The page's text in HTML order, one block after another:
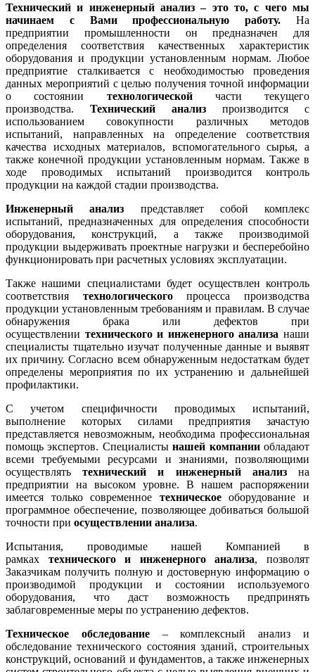
Технический и инженерный анализ – это то, с чего мы
начинаем с Вами профессиональную работу. На
предприятии промышленности он предназначен для
определения соответствия качественных характеристик
оборудования и продукции установленным нормам. Любое
предприятие сталкивается с необходимостью проведения
данных мероприятий с целью получения точной информации
о состоянии технологической части текущего
производства. Технический анализ производится с
использованием совокупности различных методов
испытаний, направленных на определение соответствия
качества исходных материалов, вспомогательного сырья, а
также конечной продукции установленным нормам. Также в
ходе проводимых испытаний производится контроль
продукции на каждой стадии производства.
Инженерный анализ представляет собой комплекс
испытаний, предназначенных для определения способности
оборудования, конструкций, а также производимой
продукции выдерживать проектные нагрузки и бесперебойно
функционировать при расчетных условиях эксплуатации.
Также нашими специалистами будет осуществлен контроль
соответствия технологическогопроцесса производства
продукции установленным требованиям и правилам. В случае
обнаружения брака или дефектов при
осуществлении технического и инженерного анализа наши
специалисты тщательно изучат полученные данные и выявят
их причину. Согласно всем обнаруженным недостаткам будет
определены мероприятия по их устранению и дальнейшей
профилактики.
С учетом специфичности проводимых испытаний,
выполнение которых силами предприятия зачастую
представляется невозможным, необходима профессиональная
помощь экспертов. Специалистынашей компанииобладают
всеми требуемыми ресурсами и знаниями, позволяющими
осуществлятьтехнический и инженерный анализна
предприятии на высоком уровне. В нашем распоряжении
имеется только современное техническоеоборудование и
программное обеспечение, позволяющее добиваться большой
точности при осуществлении анализа.
Испытания, проводимые нашей Компанией в
рамках технического и инженерного анализа, позволят
Заказчикам получить полную и достоверную информацию о
производимой продукции и состоянии используемого
оборудования, что даст возможность предпринять
заблаговременные меры по устранению дефектов.
Техническое обследование– комплексный анализ и
обследование технического состояния зданий, строительных
конструкций, оснований и фундаментов, а также инженерных